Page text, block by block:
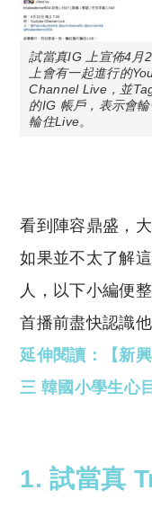
試當真IG 上宣佈4月
上會有一起進行的
Channel Live，並
的IG 帳戶，表示會
輪住Live。
看到陣容鼎盛，
如果並不太了解
人，以下小編便
首播前盡快認識他
延伸閱讀：【新
三 韓國小學生心
1. 試當真